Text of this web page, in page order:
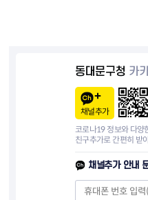
동대문구청 카
채널추가
코로나19 정보와 다양
친구추가로 간편히 받
채널추가 안내